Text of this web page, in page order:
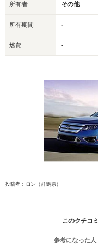
所有者 その他
所有期間 -
燃費 -
投稿者：ロン（群馬県）
このクチコ
参考になった人